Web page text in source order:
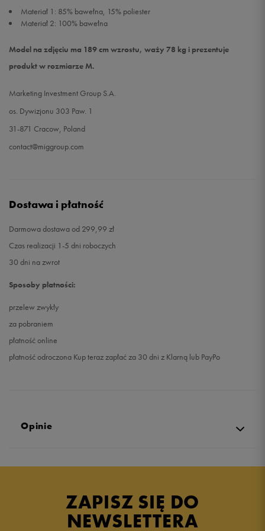
Materiał 1: 85% bawełna, 15% poliester
Materiał 2: 100% bawełna
Model na zdjęciu ma 189 cm wzrostu, waży 78 kg i prezentuje
produkt w rozmiarze M.
Marketing Investment Group S.A.
os. Dywizjonu 303 Paw. 1
31-871 Cracow, Poland
contact@miggroup.com
Dostawa i płatność
Darmowa dostawa od 299,99 zł
Czas realizacji 1-5 dni roboczych
30 dni na zwrot
Sposoby płatności:
przelew zwykły
za pobraniem
płatność online
płatność odroczona Kup teraz zapłać za 30 dni z Klarną lub PayPo
Opinie
4.8
zebranych i zweryfikowanych przez
ZAPISZ SIĘ DO
NEWSLETTERA